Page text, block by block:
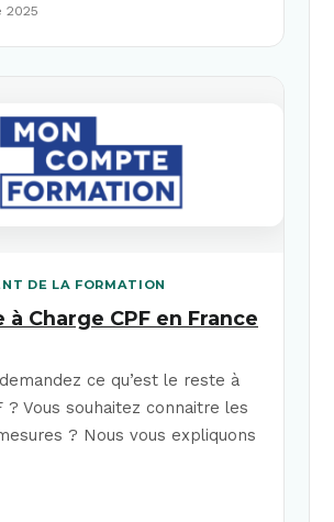
2025
DE LA FORMATION
à Charge CPF en France
ce qu’est le reste à
? Vous souhaitez connaitre les
? Nous vous expliquons